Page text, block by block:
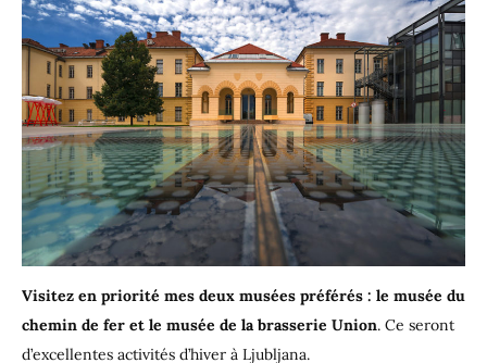
Visitez en priorité mes deux musées préférés : le musée du
chemin de fer et le musée de la brasserie Union. Ce seront
d’excellentes activités d’hiver à Ljubljana.